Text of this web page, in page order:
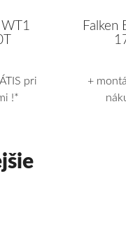
pri
!*
Falken
+